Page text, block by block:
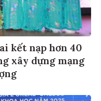
kết nạp hơn 40
xây dựng mạng